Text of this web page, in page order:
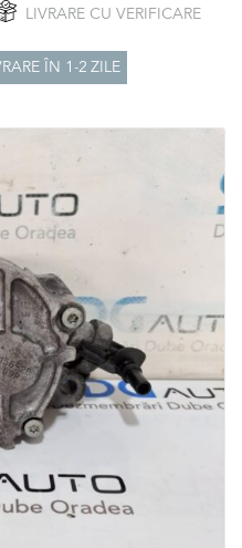
LIVRARE CU VERIFICARE
ÎN 1-2 ZILE